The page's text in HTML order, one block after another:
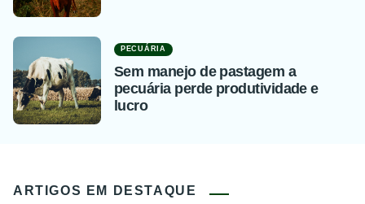
PECUÁRIA
Sem manejo de pastagem a
pecuária perde produtividade e
lucro
ARTIGOS EM DESTAQUE